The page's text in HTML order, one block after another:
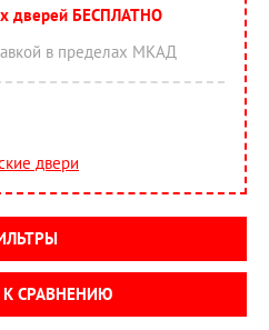
дверей БЕСПЛАТНО
в пределах МКАД
двери
СРАВНЕНИЮ